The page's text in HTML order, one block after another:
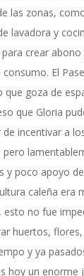
las zonas,
lavadora y
crear abono
El
que goza de
que Gloria
incentivar a
pero
y poco apoyo
caleña era
esto no fue
huertos,
y ya
hoy un enorme